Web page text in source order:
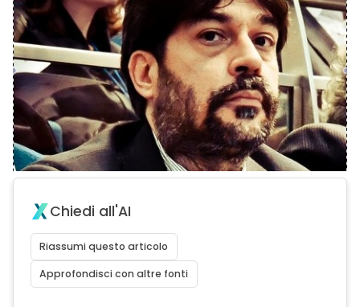
Chiedi all'AI
Riassumi questo articolo
Approfondisci con altre fonti